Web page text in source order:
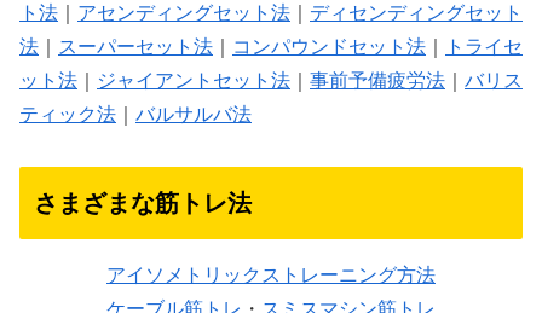
ト法
アセンディングセット法
ディセンディングセット
法
スーパーセット法 コンパウンドセット法
トライセ
ット法
ジャイアントセット法 事前予備疲労法
バリス
ティック法
バルサルバ法
さまざまな筋トレ法
アイソメトリックストレーニング方法
ケーブル筋トレ ・ スミスマシン筋トレ